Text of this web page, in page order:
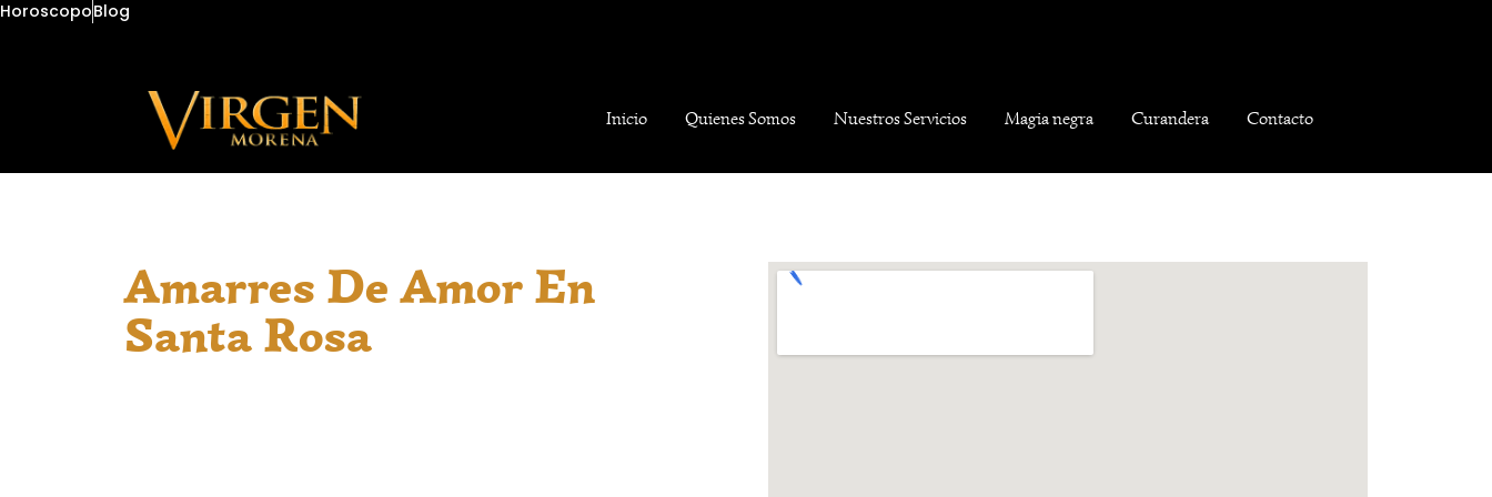
HoroscopoBlog
Inicio Quienes Somos Nuestros Servicios Magia negra Curandera Contacto
Amarres De Amor En
Santa Rosa